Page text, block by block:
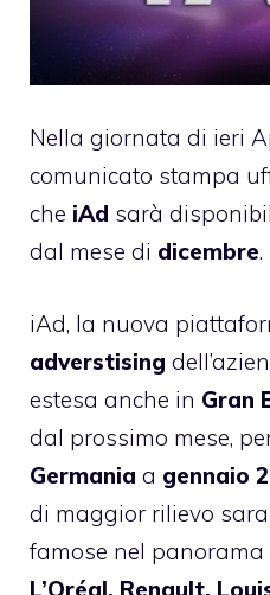
Nella giornata di ieri
comunicato stampa
che iAd sarà
dal mese di dicembre.
iAd, la nuova
adverstising
estesa anche in Gran
dal prossimo mese,
Germania a gennaio
di maggior rilievo
famose nel panorama
L’Oréal, Renault,